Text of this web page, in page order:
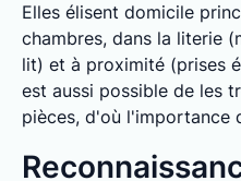
Elles élisent domicile
chambres, dans la literie
lit) et à proximité (prises
est aussi possible de les
pièces, d'où l'importance